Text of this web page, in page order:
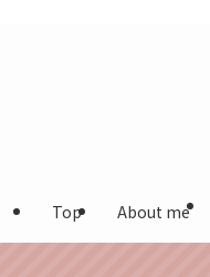
Top About me